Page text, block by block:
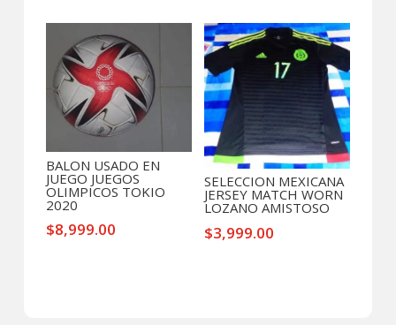
BALON USADO EN
JUEGO JUEGOS
OLIMPICOS TOKIO
2020
$8,999.00
SELECCION MEXICANA
JERSEY MATCH WORN
LOZANO AMISTOSO
$3,999.00